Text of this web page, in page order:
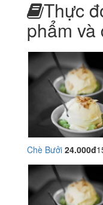
Thực
phẩm và
Chè Bưởi 24.000đ